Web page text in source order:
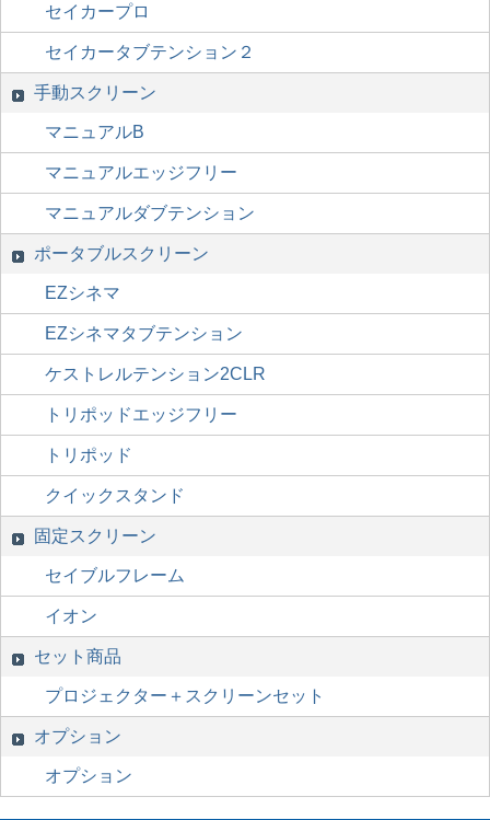
セイカープロ
セイカータブテンション２
手動スクリーン
マニュアルB
マニュアルエッジフリー
マニュアルダブテンション
ポータブルスクリーン
EZシネマ
EZシネマタブテンション
ケストレルテンション2CLR
トリポッドエッジフリー
トリポッド
クイックスタンド
固定スクリーン
セイブルフレーム
イオン
セット商品
プロジェクター＋スクリーンセット
オプション
オプション